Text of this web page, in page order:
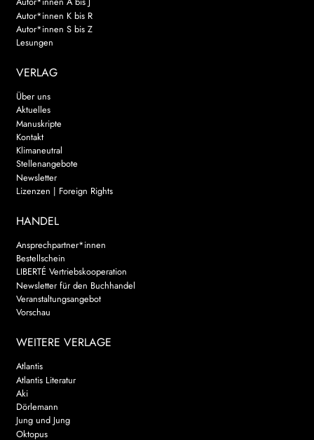
Autor*innen K bis R
Autor*innen S bis Z
Lesungen
VERLAG
Über uns
Aktuelles
Manuskripte
Kontakt
Klimaneutral
Stellenangebote
Newsletter
Lizenzen | Foreign Rights
HANDEL
Ansprechpartner*innen
Bestellschein
LIBERTÉ Vertriebskooperation
Newsletter für den Buchhandel
Veranstaltungsangebot
Vorschau
WEITERE VERLAGE
Atlantis
Atlantis Literatur
Aki
Dörlemann
Jung und Jung
Oktopus